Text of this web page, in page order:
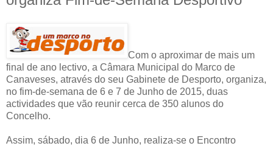
Com o aproximar de mais um
final de ano lectivo, a Câmara Municipal do Marco de
Canaveses, através do seu Gabinete de Desporto, organiza,
no fim-de-semana de 6 e 7 de Junho de 2015, duas
actividades que vão reunir cerca de 350 alunos do
Concelho.
Assim, sábado, dia 6 de Junho, realiza-se o Encontro